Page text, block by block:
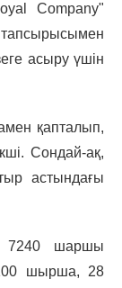
Company"
асыру үшін
қапталып,
Сондай-ақ,
астындағы
7240 шаршы
100 шырша, 28